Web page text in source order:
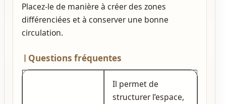
Placez‑le de manière à créer des zones
différenciées et à conserver une bonne
circulation.
Questions fréquentes
Il permet de
structurer l’espace,